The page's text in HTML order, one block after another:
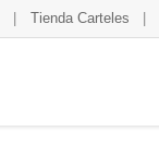
Tienda Carteles